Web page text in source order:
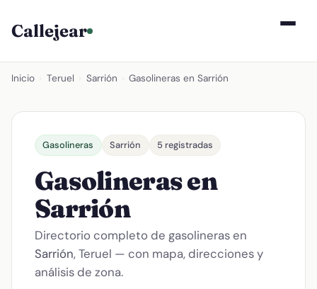
Callejear
Inicio Teruel Sarrión Gasolineras en Sarrión
Gasolineras Sarrión 5 registradas
Gasolineras en
Sarrión
Directorio completo de gasolineras en
Sarrión, Teruel — con mapa, direcciones y
análisis de zona.